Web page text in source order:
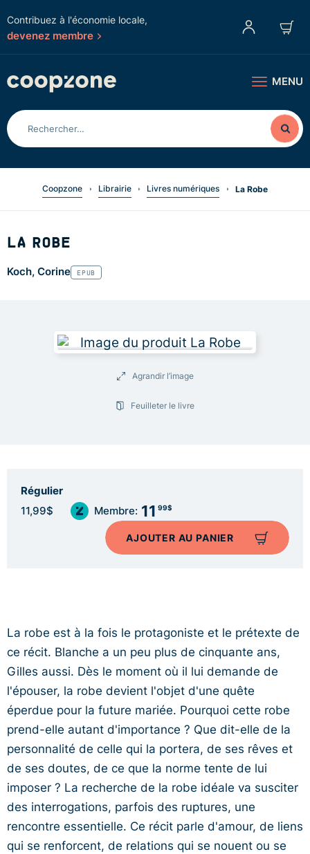
Contribuez à l'économie locale,
devenez membre
MENU
Coopzone Librairie Livres numériques La Robe
LA ROBE
Koch, Corine EPUB
Agrandir l’image
Feuilleter le livre
Régulier
11,99$ Membre: 11 99$
AJOUTER AU PANIER
La robe est à la fois le protagoniste et le prétexte de
ce récit. Blanche a un peu plus de cinquante ans,
Gilles aussi. Dès le moment où il lui demande de
l'épouser, la robe devient l'objet d'une quête
éperdue pour la future mariée. Pourquoi cette robe
prend-elle autant d'importance ? Que dit-elle de la
personnalité de celle qui la portera, de ses rêves et
de ses doutes, de ce que la norme tente de lui
imposer ? La recherche de la robe idéale va susciter
des interrogations, parfois des ruptures, une
rencontre essentielle. Ce récit parle d'amour, de liens
qui se renforcent, de relations qui se nouent ou se